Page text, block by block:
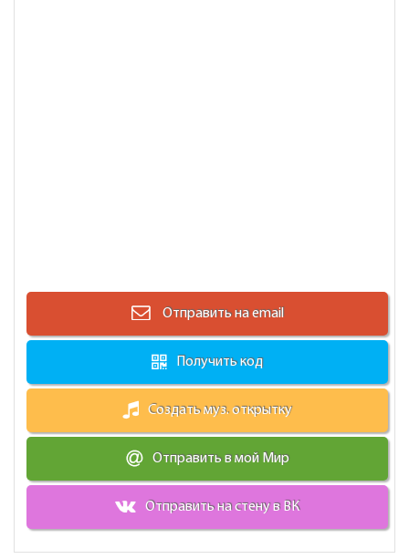
Отправить на email
Получить код
Создать муз. открытку
Отправить в мой Мир
Отправить на стену в ВК